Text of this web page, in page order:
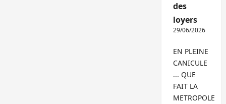
des
loyers
29/06/2026
EN PLEINE
CANICULE
... QUE
FAIT LA
METROPOLE